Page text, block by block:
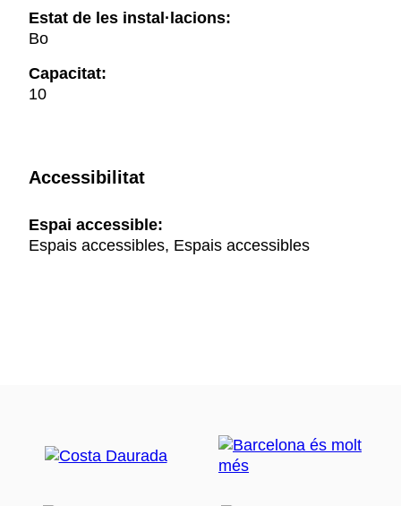
Estat de les instal·lacions:
Bo
Capacitat:
10
Accessibilitat
Espai accessible:
Espais accessibles, Espais accessibles